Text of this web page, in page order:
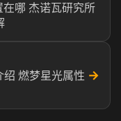
哪 杰诺瓦研究所
绍 燃梦星光属性 →